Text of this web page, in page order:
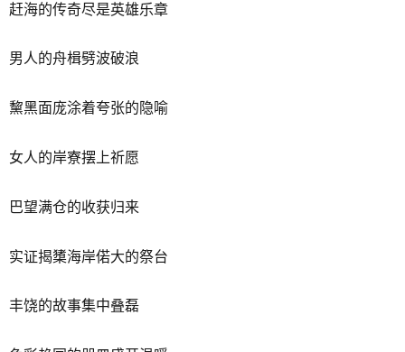
赶海的传奇尽是英雄乐章
男人的舟楫劈波破浪
黧黑面庞涂着夸张的隐喻
女人的岸寮摆上祈愿
巴望满仓的收获归来
实证揭橥海岸偌大的祭台
丰饶的故事集中叠磊